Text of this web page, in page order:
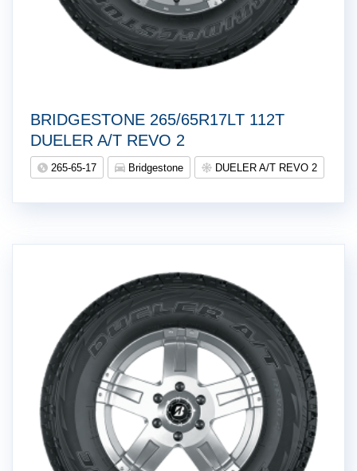
BRIDGESTONE 265/65R17LT 112T
DUELER A/T REVO 2
265-65-17 Bridgestone DUELER A/T REVO 2